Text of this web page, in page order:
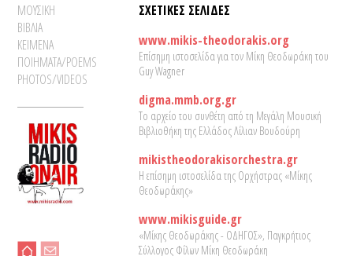
ΜΟΥΣΙΚΗ
ΒΙΒΛΙΑ
ΚΕΙΜΕΝΑ
ΠΟΙΗΜΑΤΑ/POEMS
PHOTOS/VIDEOS
ΣΧΕΤΙΚΕΣ ΣΕΛΙΔΕΣ
www.mikis-theodorakis.org
Επίσημη ιστοσελίδα για τον Μίκη Θεοδωράκη του
Guy Wagner
digma.mmb.org.gr
Το αρχείο του συνθέτη από τη Μεγάλη Μουσική
Βιβλιοθήκη της Ελλάδος Λίλιαν Βουδούρη
mikistheodorakisorchestra.gr
Η επίσημη ιστοσελίδα της Ορχήστρας «Μίκης
Θεοδωράκης»
www.mikisguide.gr
«Μίκης Θεοδωράκης - ΟΔΗΓΟΣ», Παγκρήτιος
Σύλλογος Φίλων Μίκη Θεοδωράκη